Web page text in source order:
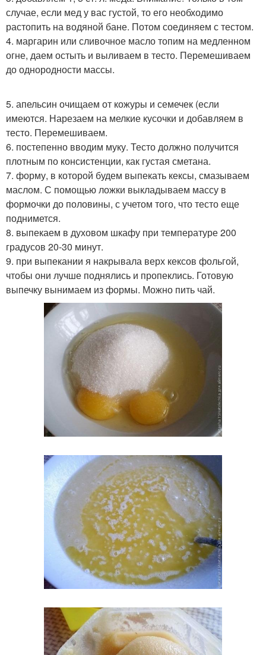
случае, если мед у вас густой, то его необходимо
растопить на водяной бане. Потом соединяем с тестом.
4. маргарин или сливочное масло топим на медленном
огне, даем остыть и выливаем в тесто. Перемешиваем
до однородности массы.
5. апельсин очищаем от кожуры и семечек (если
имеются. Нарезаем на мелкие кусочки и добавляем в
тесто. Перемешиваем.
6. постепенно вводим муку. Тесто должно получится
плотным по консистенции, как густая сметана.
7. форму, в которой будем выпекать кексы, смазываем
маслом. С помощью ложки выкладываем массу в
формочки до половины, с учетом того, что тесто еще
поднимется.
8. выпекаем в духовом шкафу при температуре 200
градусов 20-30 минут.
9. при выпекании я накрывала верх кексов фольгой,
чтобы они лучше поднялись и пропеклись. Готовую
выпечку вынимаем из формы. Можно пить чай.